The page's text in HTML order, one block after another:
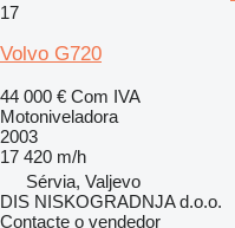
17
Volvo G720
44 000 € Com IVA
Motoniveladora
2003
17 420 m/h
Sérvia, Valjevo
DIS NISKOGRADNJA d.o.o.
Contacte o vendedor